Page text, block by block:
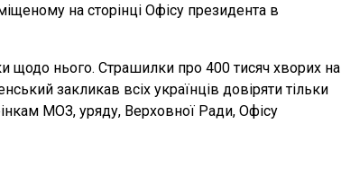
на сторінці Офісу президента в
нього. Страшилки про 400 тисяч хворих на
закликав всіх українців довіряти тільки
МОЗ, уряду, Верховної Ради, Офісу